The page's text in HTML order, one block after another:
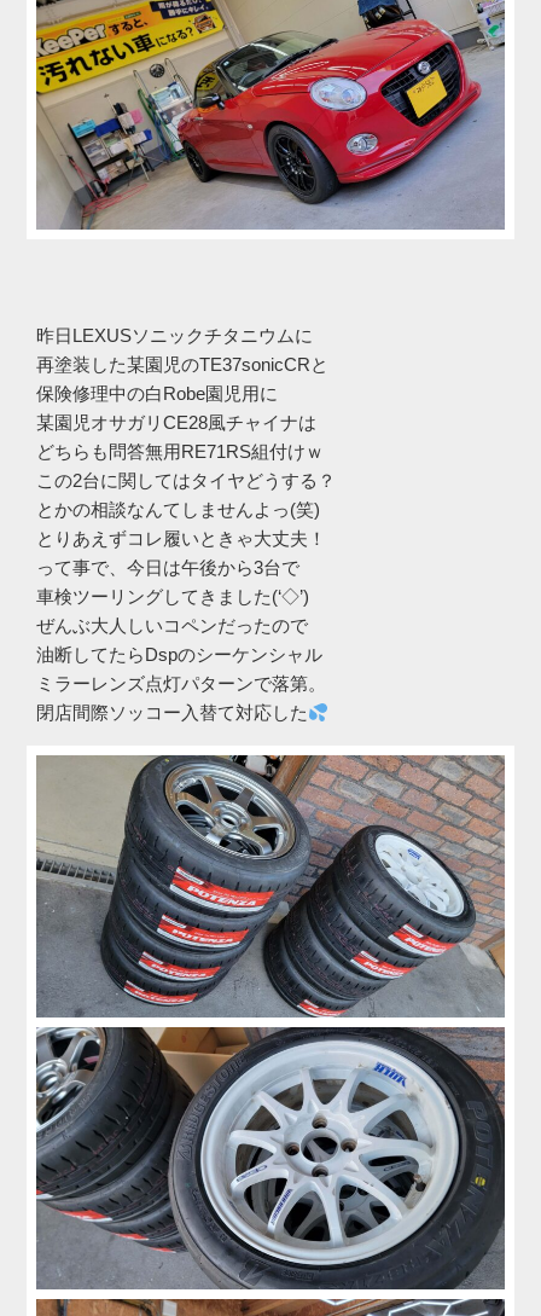
昨日LEXUSソニックチタニウムに
再塗装した某園児のTE37sonicCRと
保険修理中の白Robe園児用に
某園児オサガリCE28風チャイナは
どちらも問答無用RE71RS組付けｗ
この2台に関してはタイヤどうする？
とかの相談なんてしませんよっ(笑)
とりあえずコレ履いときゃ大丈夫！
って事で、今日は午後から3台で
車検ツーリングしてきました(‘◇’)ゞ
ぜんぶ大人しいコペンだったので
油断してたらDspのシーケンシャル
ミラーレンズ点灯パターンで落第。
閉店間際ソッコー入替て対応した